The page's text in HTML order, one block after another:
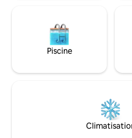
Piscine